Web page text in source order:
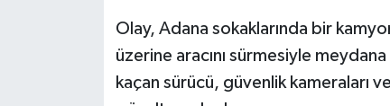
Olay, Adana sokaklarında bir
üzerine aracını sürmesiyle
kaçan sürücü, güvenlik kameraları